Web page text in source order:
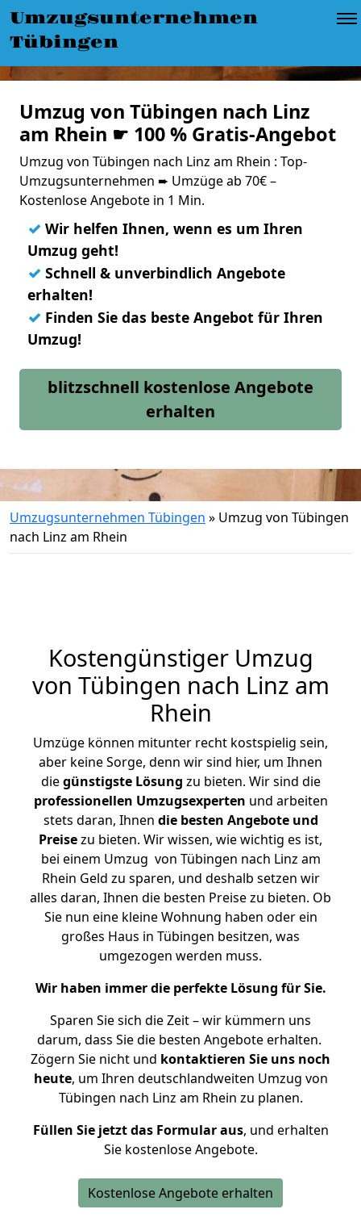
Umzugsunternehmen
Tübingen
Umzug von Tübingen nach Linz
am Rhein ☛ 100 % Gratis-Angebot
Umzug von Tübingen nach Linz am Rhein : Top-
Umzugsunternehmen ➨ Umzüge ab 70€ –
Kostenlose Angebote in 1 Min.
✓ Wir helfen Ihnen, wenn es um Ihren
Umzug geht!
✓ Schnell & unverbindlich Angebote
erhalten!
✓ Finden Sie das beste Angebot für Ihren
Umzug!
blitzschnell kostenlose Angebote
erhalten
Umzugsunternehmen Tübingen » Umzug von Tübingen
nach Linz am Rhein
Kostengünstiger Umzug
von Tübingen nach Linz am
Rhein
Umzüge können mitunter recht kostspielig sein,
aber keine Sorge, denn wir sind hier, um Ihnen
diegünstigste Lösung zu bieten. Wir sind die
professionellen Umzugsexperten und arbeiten
stets daran, Ihnen die besten Angebote und
Preisezu bieten. Wir wissen, wie wichtig es ist,
bei einem Umzug von Tübingen nach Linz am
Rhein Geld zu sparen, und deshalb setzen wir
alles daran, Ihnen die besten Preise zu bieten. Ob
Sie nun eine kleine Wohnung haben oder ein
großes Haus in Tübingen besitzen, was
umgezogen werden muss.
Wir haben immer die perfekte Lösung für Sie.
Sparen Sie sich die Zeit – wir kümmern uns
darum, dass Sie die besten Angebote erhalten.
Zögern Sie nicht und kontaktieren Sie uns noch
heute, um Ihren deutschlandweiten Umzug von
Tübingen nach Linz am Rhein zu planen.
Füllen Sie jetzt das Formular aus, und erhalten
Sie kostenlose Angebote.
Kostenlose Angebote erhalten